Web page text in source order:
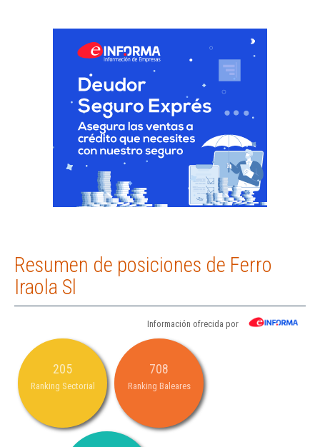
Resumen de posiciones de Ferro
Iraola Sl
Información ofrecida por
205
Ranking Sectorial
708
Ranking Baleares